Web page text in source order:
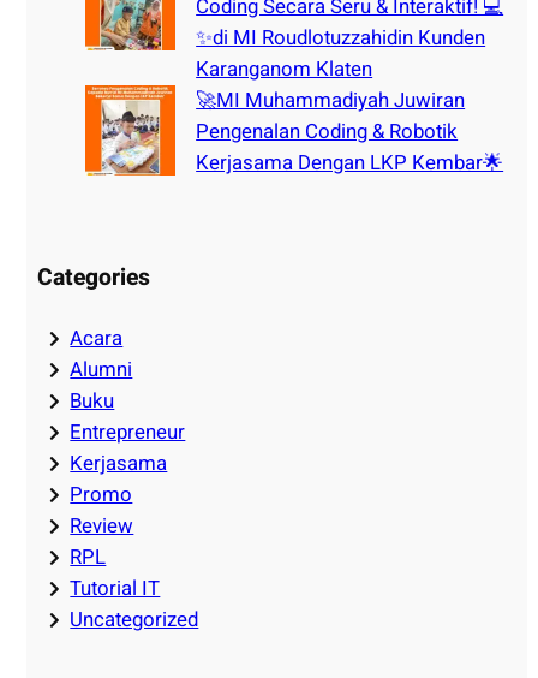
Coding Secara Seru & Interaktif! 💻
✨di MI Roudlotuzzahidin Kunden
Karanganom Klaten
🚀MI Muhammadiyah Juwiran
Pengenalan Coding & Robotik
Kerjasama Dengan LKP Kembar🌟
Categories
Acara
Alumni
Buku
Entrepreneur
Kerjasama
Promo
Review
RPL
Tutorial IT
Uncategorized